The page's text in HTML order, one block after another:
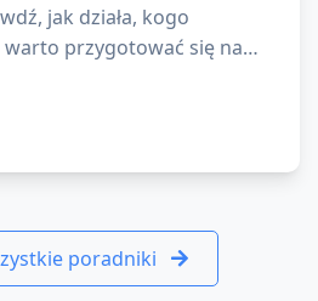
jak działa, kogo
przygotować się na
poradniki